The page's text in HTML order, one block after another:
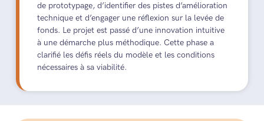
de prototypage, d’identifier des pistes d’amélioration
technique et d’engager une réflexion sur la levée de
fonds. Le projet est passé d’une innovation intuitive
à une démarche plus méthodique. Cette phase a
clarifié les défis réels du modèle et les conditions
nécessaires à sa viabilité.